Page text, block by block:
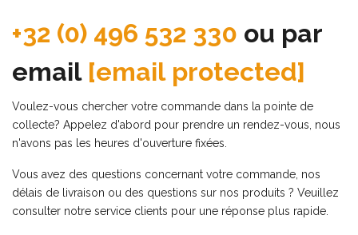
+32 (0) 496 532 330 ou par
email [email protected]
Voulez-vous chercher votre commande dans la pointe de
collecte? Appelez d'abord pour prendre un rendez-vous, nous
n'avons pas les heures d'ouverture fixées.
Vous avez des questions concernant votre commande, nos
délais de livraison ou des questions sur nos produits ? Veuillez
consulter notre service clients pour une réponse plus rapide.